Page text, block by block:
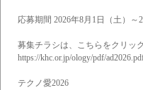
応募期間 2026年8月1日（土）
募集チラシは、こちらをクリッ
https://khc.or.jp/ology/pdf/
テクノ愛2026